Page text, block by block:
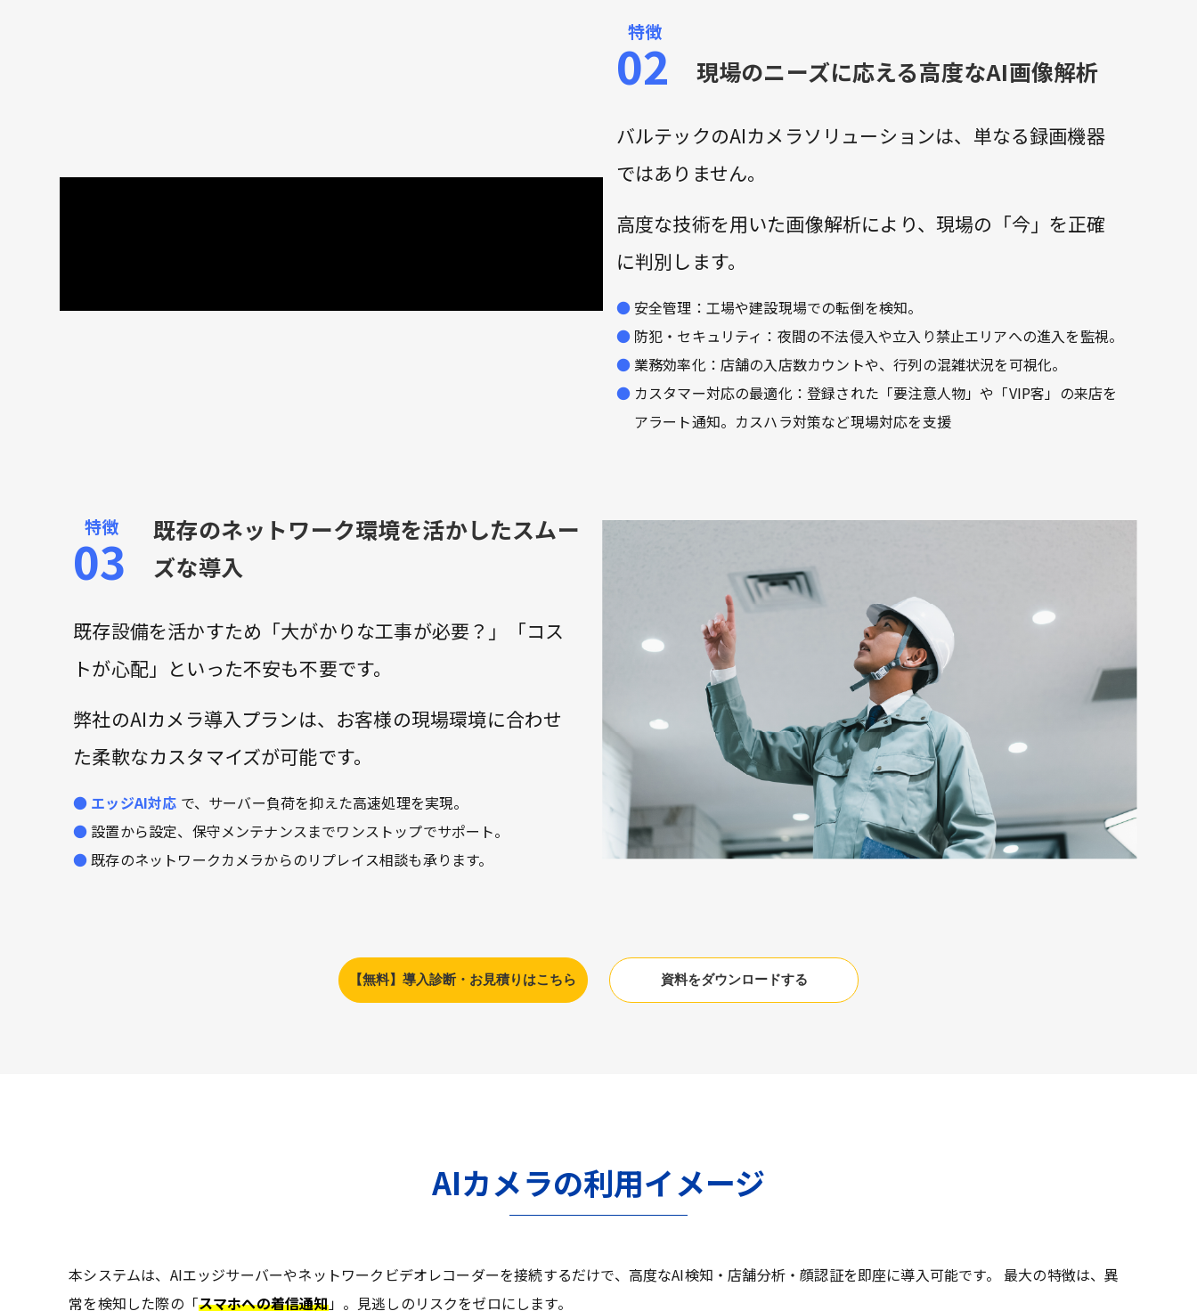
現場のニーズに応える高度なAI画像解析
バルテックのAIカメラソリューションは、単なる録画機器
ではありません。
高度な技術を用いた画像解析により、現場の「今」を正確
に判別します。
安全管理：工場や建設現場での転倒を検知。
防犯・セキュリティ：夜間の不法侵入や立入り禁止エリアへの進入を監視。
業務効率化：店舗の入店数カウントや、行列の混雑状況を可視化。
カスタマー対応の最適化：登録された「要注意人物」や「VIP客」の来店を
アラート通知。カスハラ対策など現場対応を支援
既存のネットワーク環境を活かしたスムー
ズな導入
既存設備を活かすため「大がかりな工事が必要？」「コス
トが心配」といった不安も不要です。
弊社のAIカメラ導入プランは、お客様の現場環境に合わせ
た柔軟なカスタマイズが可能です。
エッジAI対応 で、サーバー負荷を抑えた高速処理を実現。
設置から設定、保守メンテナンスまでワンストップでサポート。
既存のネットワークカメラからのリプレイス相談も承ります。
【無料】導入診断・お見積りはこちら 資料をダウンロードする
AIカメラの利用イメージ
本システムは、AIエッジサーバーやネットワークビデオレコーダーを接続するだけで、高度なAI検知・店舗分析・顔認証を即座に導入可能です。 最大の特徴は、異
常を検知した際の「スマホへの着信通知」。見逃しのリスクをゼロにします。